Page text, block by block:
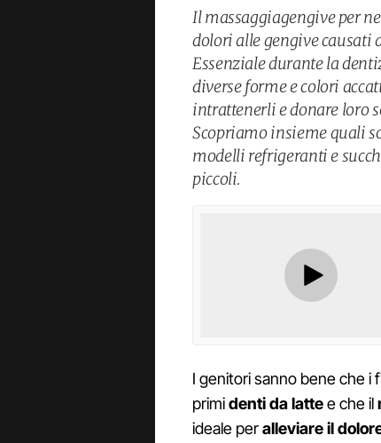
Il massaggiagengive per
dolori alle gengive causati
Essenziale durante la
diverse forme e colori
intrattenerli e donare loro
Scopriamo insieme quali
modelli refrigeranti e
piccoli.
I genitori sanno bene che
primidenti da lattee che il
ideale peralleviare il